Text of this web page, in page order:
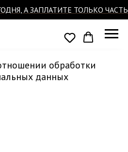
А ЗАПЛАТИТЕ ТОЛЬКО ЧАСТЬ.
обработки
данных